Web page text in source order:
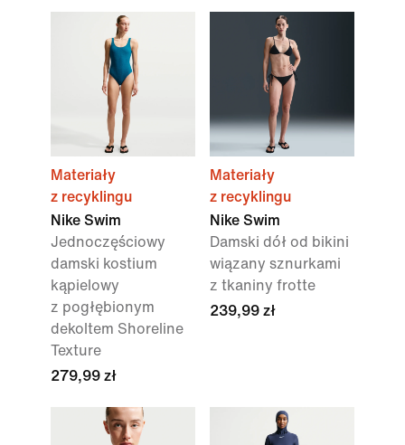
Materiały
z recyklingu
Nike Swim
Jednoczęściowy
damski kostium
kąpielowy
z pogłębionym
dekoltem Shoreline
Texture
279,99 zł
Materiały
z recyklingu
Nike Swim
Damski dół od bikini
wiązany sznurkami
z tkaniny frotte
239,99 zł